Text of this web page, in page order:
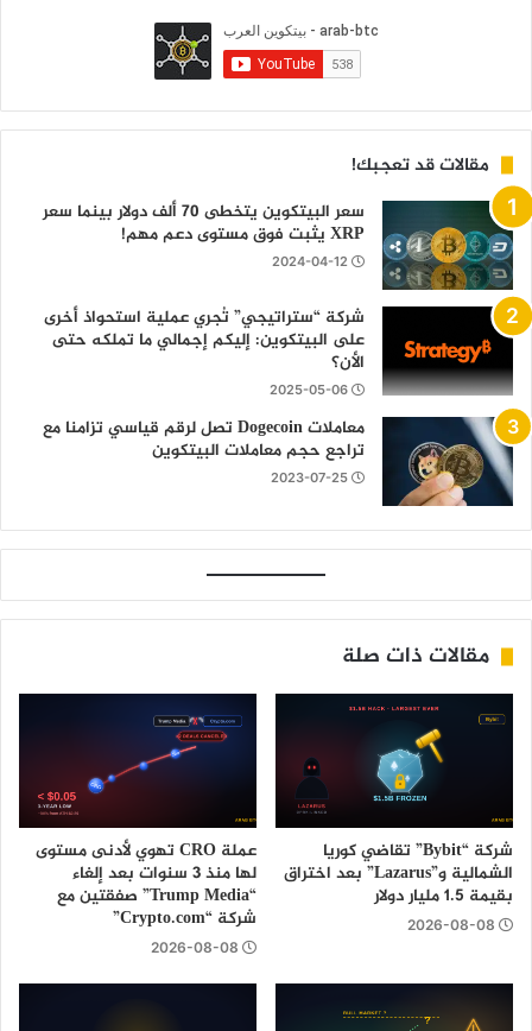
مقالات قد تعجبك!
سعر البيتكوين يتخطى 70 ألف دولار بينما سعر
XRP يثبت فوق مستوى دعم مهم!
2024-04-12
شركة “ستراتيجي” تُجري عملية استحواذ أخرى
على البيتكوين: إليكم إجمالي ما تملكه حتى
الأن؟
2025-05-06
معاملات Dogecoin تصل لرقم قياسي تزامنا مع
تراجع حجم معاملات البيتكوين
2023-07-25
مقالات ذات صلة
شركة “Bybit” تقاضي كوريا
الشمالية و”Lazarus” بعد اختراق
بقيمة 1.5 مليار دولار
2026-08-08
عملة CRO تهوي لأدنى مستوى
لها منذ 3 سنوات بعد إلغاء
“Trump Media” صفقتين مع
شركة “Crypto.com”
2026-08-08